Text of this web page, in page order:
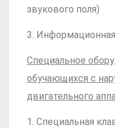
звукового поля)
3.
Специальное
обучающихся с
двигательного
1. Специальная